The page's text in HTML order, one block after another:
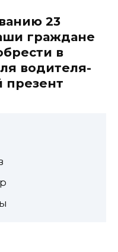
23
граждане
в
водителя-